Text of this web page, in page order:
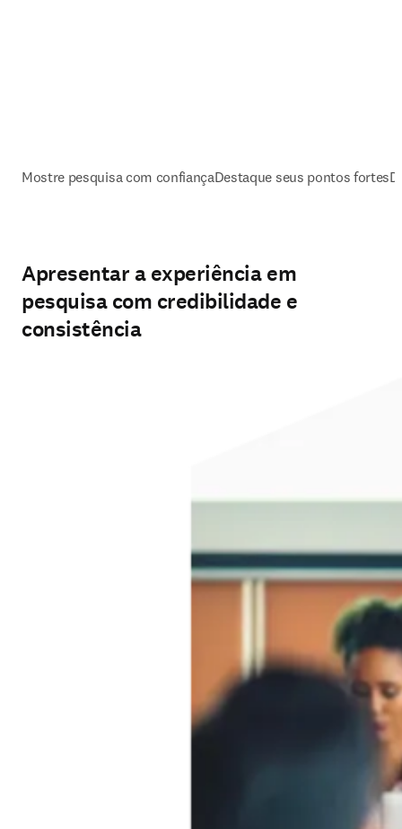
Mostre pesquisa com confiançaDestaque seus pontos fortes
Apresentar a experiência em
pesquisa com credibilidade e
consistência